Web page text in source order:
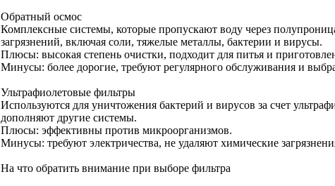
Обратный осмос
Комплексные системы, которые пропускают воду через
загрязнений, включая соли, тяжелые металлы, бактерии и вирусы.
Плюсы: высокая степень очистки, подходит для питья и
Минусы: более дорогие, требуют регулярного обслуживания и
Ультрафиолетовые фильтры
Используются для уничтожения бактерий и вирусов за счет
дополняют другие системы.
Плюсы: эффективны против микроорганизмов.
Минусы: требуют электричества, не удаляют химические
На что обратить внимание при выборе фильтра